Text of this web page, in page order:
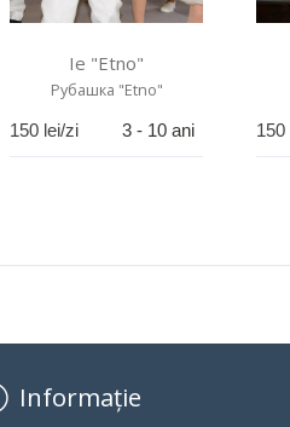
Ie "Etno"
Рубашка "Etno"
150 lei/zi 3 - 10 ani
150
Informație